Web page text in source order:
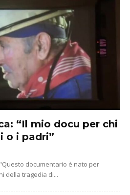
“Il mio docu per chi
o i padri”
documentario è nato per
della tragedia di...